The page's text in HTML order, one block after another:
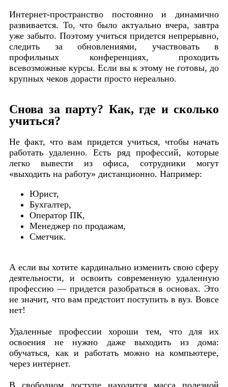
Интернет-пространство постоянно и динамично
развивается. То, что было актуально вчера, завтра
уже забыто. Поэтому учиться придется непрерывно,
следить за обновлениями, участвовать в
профильных конференциях, проходить
всевозможные курсы. Если вы к этому не готовы, до
крупных чеков дорасти просто нереально.
Снова за парту? Как, где и сколько
учиться?
Не факт, что вам придется учиться, чтобы начать
работать удаленно. Есть ряд профессий, которые
легко вывести из офиса, сотрудники могут
«выходить на работу» дистанционно. Например:
Юрист,
Бухгалтер,
Оператор ПК,
Менеджер по продажам,
Сметчик.
А если вы хотите кардинально изменить свою сферу
деятельности, и освоить современную удаленную
профессию — придется разобраться в основах. Это
не значит, что вам предстоит поступить в вуз. Вовсе
нет!
Удаленные профессии хороши тем, что для их
освоения не нужно даже выходить из дома:
обучаться, как и работать можно на компьютере,
через интернет.
В свободном доступе находится масса полезной